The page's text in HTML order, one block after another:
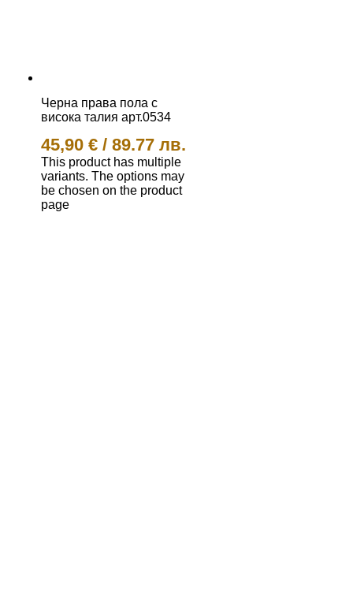
Черна права пола с
висока талия арт.0534
45,90 € / 89.77 лв.
This product has multiple
variants. The options may
be chosen on the product
page